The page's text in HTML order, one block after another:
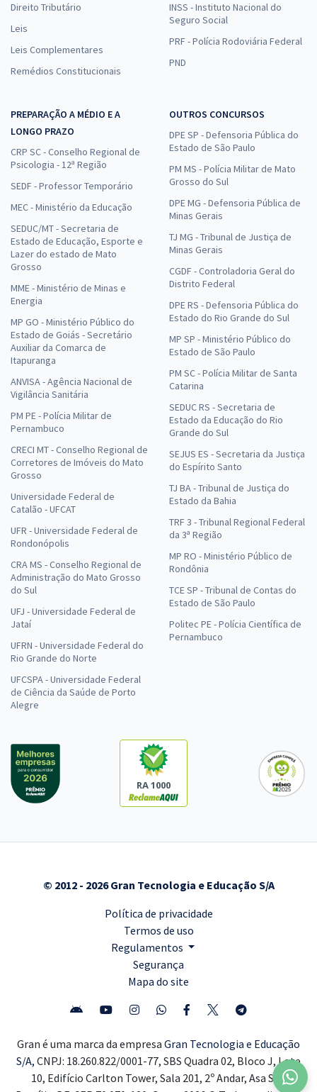
Direito Tributário
Leis
Leis Complementares
Remédios Constitucionais
INSS - Instituto Nacional do
Seguro Social
PRF - Polícia Rodoviária Federal
PND
PREPARAÇÃO A MÉDIO E A
LONGO PRAZO
CRP SC - Conselho Regional de
Psicologia - 12ª Região
SEDF - Professor Temporário
MEC - Ministério da Educação
SEDUC/MT - Secretaria de
Estado de Educação, Esporte e
Lazer do estado de Mato
Grosso
MME - Ministério de Minas e
Energia
MP GO - Ministério Público do
Estado de Goiás - Secretário
Auxiliar da Comarca de
Itapuranga
ANVISA - Agência Nacional de
Vigilância Sanitária
PM PE - Polícia Militar de
Pernambuco
CRECI MT - Conselho Regional de
Corretores de Imóveis do Mato
Grosso
Universidade Federal de
Catalão - UFCAT
UFR - Universidade Federal de
Rondonópolis
CRA MS - Conselho Regional de
Administração do Mato Grosso
do Sul
UFJ - Universidade Federal de
Jataí
UFRN - Universidade Federal do
Rio Grande do Norte
UFCSPA - Universidade Federal
de Ciência da Saúde de Porto
Alegre
OUTROS CONCURSOS
DPE SP - Defensoria Pública do
Estado de São Paulo
PM MS - Polícia Militar de Mato
Grosso do Sul
DPE MG - Defensoria Pública de
Minas Gerais
TJ MG - Tribunal de Justiça de
Minas Gerais
CGDF - Controladoria Geral do
Distrito Federal
DPE RS - Defensoria Pública do
Estado do Rio Grande do Sul
MP SP - Ministério Público do
Estado de São Paulo
PM SC - Polícia Militar de Santa
Catarina
SEDUC RS - Secretaria de
Estado da Educação do Rio
Grande do Sul
SEJUS ES - Secretaria da Justiça
do Espírito Santo
TJ BA - Tribunal de Justiça do
Estado da Bahia
TRF 3 - Tribunal Regional Federal
da 3ª Região
MP RO - Ministério Público de
Rondônia
TCE SP - Tribunal de Contas do
Estado de São Paulo
Politec PE - Polícia Científica de
Pernambuco
RA 1000
© 2012 - 2026 Gran Tecnologia e Educação S/A
Política de privacidade
Termos de uso
Regulamentos
Segurança
Mapa do site
Gran é uma marca da empresa Gran Tecnologia e Educação
S/A, CNPJ: 18.260.822/0001-77, SBS Quadra 02, Bloco J, Lote
10, Edifício Carlton Tower, Sala 201, 2º Andar, Asa Sul,